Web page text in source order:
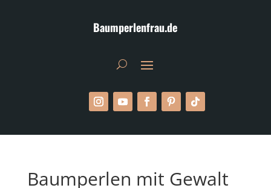
Baumperlenfrau.de
Baumperlen mit Gewalt